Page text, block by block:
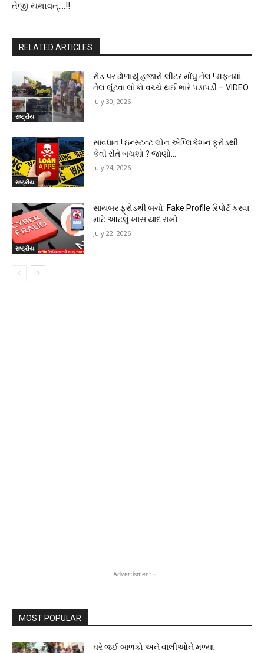
તેજી યથાવત્.…!!
RELATED ARTICLES
રાષ્ટ્રીય
રોડ પર ઢોળાયું હજારો લીટર મોંઘુ તેલ ! મફતમાં
તેલ લૂંટવા લોકો વચ્ચે થઈ ભારે પડાપડી – VIDEO
July 30, 2026
રાષ્ટ્રીય
સાવધાન ! ઇન્સ્ટન્ટ લોન એપ્લિકેશન ફ્રોડથી
કેવી રીતે બચશો ? જાણો…
July 24, 2026
રાષ્ટ્રીય
સાયબર ફ્રોડથી બચો: Fake Profile રિપોર્ટ કરવા
માટે આટલું ખાસ યાદ રાખો
July 22, 2026
- Advertisment -
MOST POPULAR
ઘરે જઈ બાળકો અને વાલીઓને મળ્યા